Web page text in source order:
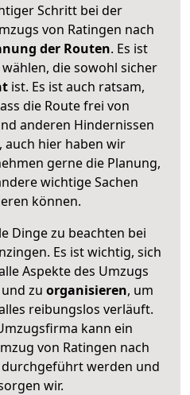
Schritt bei der
von Ratingen nach
der Routen. Es ist
die sowohl sicher
ist. Es ist auch ratsam,
die Route frei von
anderen Hindernissen
auch hier haben wir
gerne die Planung,
wichtige Sachen
können.
Dinge zu beachten bei
Es ist wichtig, sich
Aspekte des Umzugs
und zu organisieren, um
reibungslos verläuft.
kann ein
von Ratingen nach
werden und
wir.